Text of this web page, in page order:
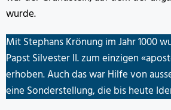
wurde.
Mit Stephans Krönung im Jahr 1000
Papst Silvester II. zum einzigen
erhoben. Auch das war Hilfe von
eine Sonderstellung, die bis heute